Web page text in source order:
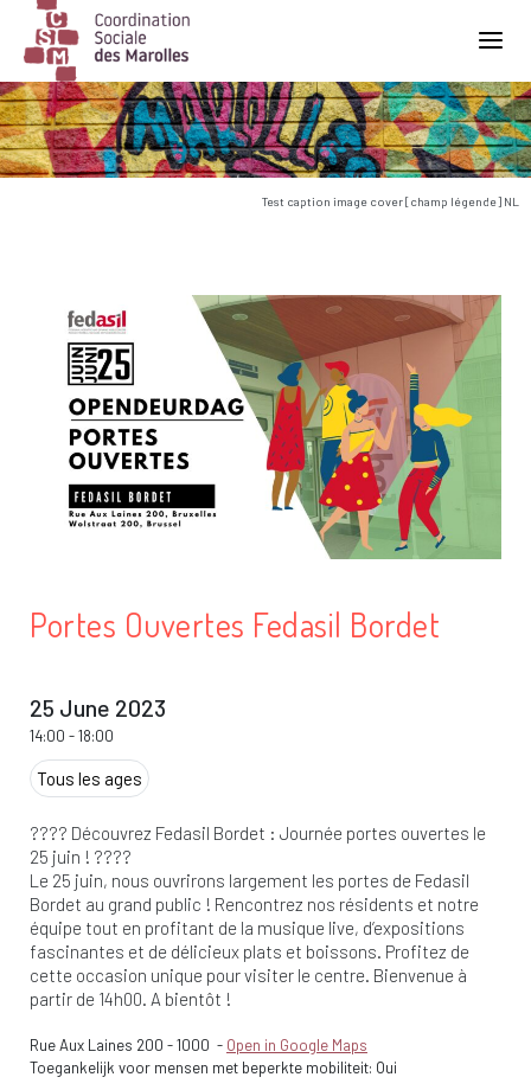
Main Navigation
Test caption image cover [champ légende] NL
Portes Ouvertes Fedasil Bordet
25 June 2023
14:00 -18:00
Tous les ages
???? Découvrez Fedasil Bordet : Journée portes ouvertes le
25 juin ! ????
Le 25 juin, nous ouvrirons largement les portes de Fedasil
Bordet au grand public ! Rencontrez nos résidents et notre
équipe tout en profitant de la musique live, d’expositions
fascinantes et de délicieux plats et boissons. Profitez de
cette occasion unique pour visiter le centre. Bienvenue à
partir de 14h00. A bientôt !
Rue Aux Laines 200 -1000 - Open in Google Maps
Toegankelijk voor mensen met beperkte mobiliteit: Oui